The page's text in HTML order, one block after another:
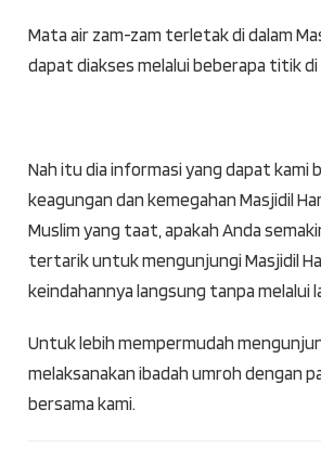
Mata air zam-zam terletak di dalam
dapat diakses melalui beberapa titik di
Nah itu dia informasi yang dapat kami
keagungan dan kemegahan Masjidil
Muslim yang taat, apakah Anda
tertarik untuk mengunjungi Masjidil
keindahannya langsung tanpa melalui
Untuk lebih mempermudah
melaksanakan ibadah umroh dengan
bersama kami.